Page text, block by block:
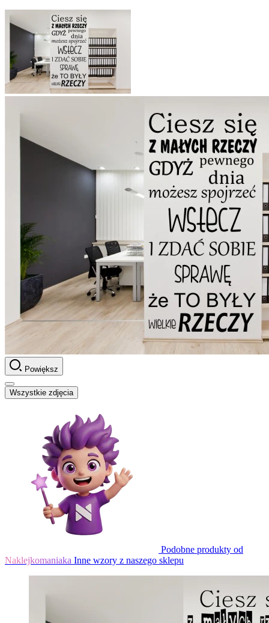
Powiększ
Wszystkie zdjęcia
Podobne produkty od
Naklejkomaniaka Inne wzory z naszego sklepu